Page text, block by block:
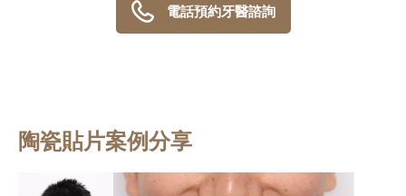
電話預約牙醫諮詢
陶瓷貼片案例分享